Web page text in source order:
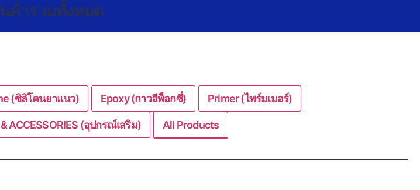
ค้ารวมทั้งหมด
(ซิลิโคนยาแนว) Epoxy (กาวอีพ็อกซี่) Primer (ไพร์มเมอร์)
ACCESSORIES (อุปกรณ์เสริม) All Products